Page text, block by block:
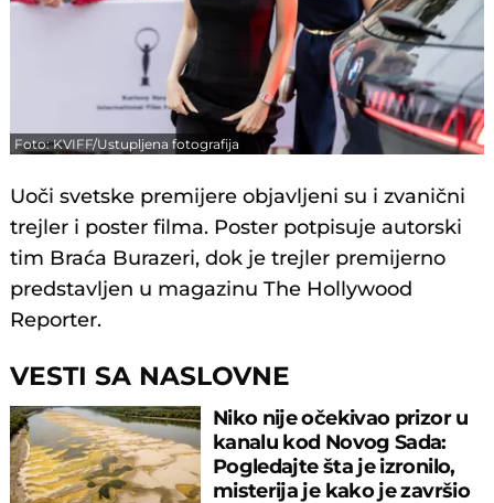
Foto: KVIFF/Ustupljena fotografija
Uoči svetske premijere objavljeni su i zvanični
trejler i poster filma. Poster potpisuje autorski
tim Braća Burazeri, dok je trejler premijerno
predstavljen u magazinu The Hollywood
Reporter.
VESTI SA NASLOVNE
Niko nije očekivao prizor u
kanalu kod Novog Sada:
Pogledajte šta je izronilo,
misterija je kako je završio